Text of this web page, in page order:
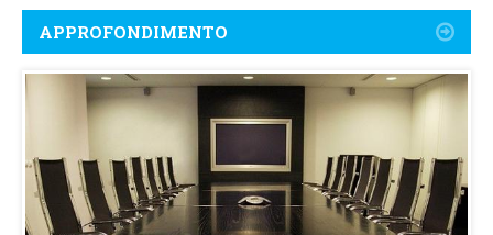
APPROFONDIMENTO